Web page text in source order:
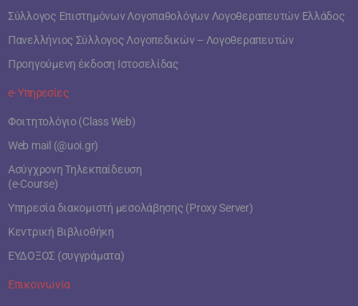
Σύλλογος Επιστημόνων Λογοπαθολόγων Λογοθεραπευτών Ελλάδος
Πανελλήνιος Σύλλογος Λογοπεδικών – Λογοθεραπευτών
Προηγούμενη έκδοση Ιστοσελίδας
e- Υπηρεσίες
Φοιτητολόγιο (Class Web)
Web mail (@uoi.gr)
Ασύγχρονη Τηλεκπαίδευση
(e-Course)
Υπηρεσία διακομιστή μεσολάβησης (Proxy Server)
Κεντρική Βιβλιοθήκη
ΕΥΔΟΞΟΣ (συγγράματα)
Επικοινωνία